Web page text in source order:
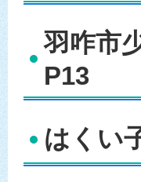
羽咋市
P13
はくい